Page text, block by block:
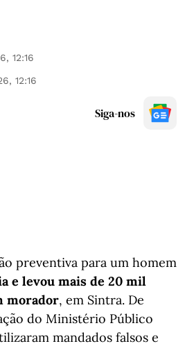
12:16
12:16
Siga-nos
preventiva para um homem
e levou mais de 20 mil
morador, em Sintra. De
do Ministério Público
mandados falsos e